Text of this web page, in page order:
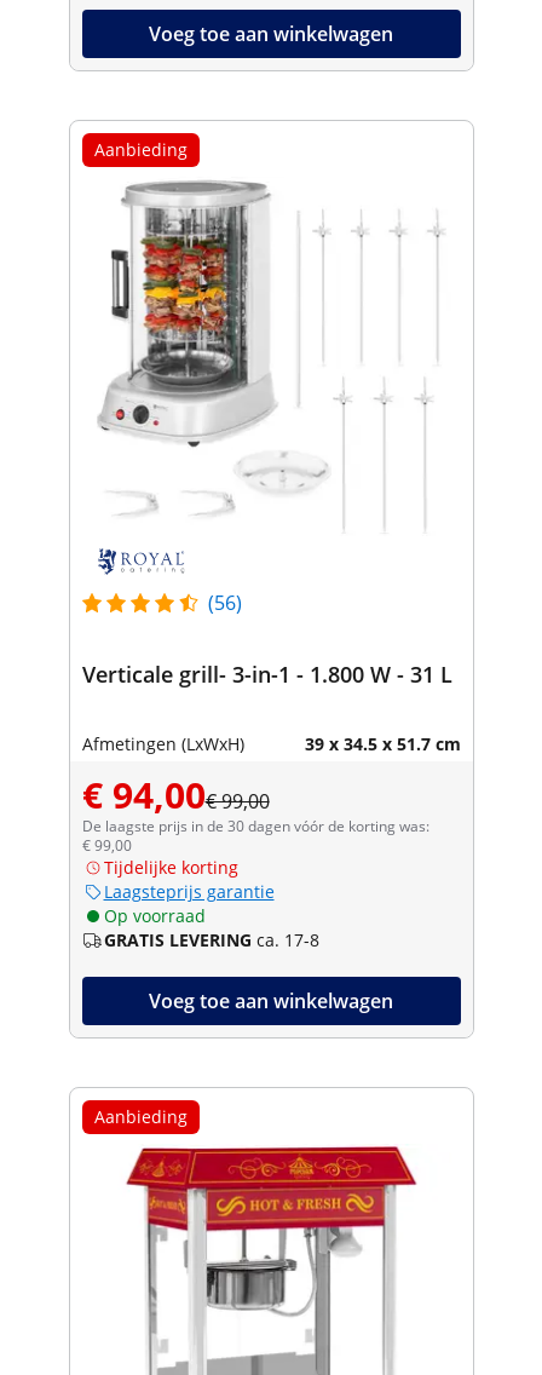
Voeg toe aan winkelwagen
Aanbieding
(56)
Verticale grill- 3-in-1 - 1.800 W - 31 L
Afmetingen (LxWxH) 39 x 34.5 x 51.7 cm
€ 94,00€ 99,00
De laagste prijs in de 30 dagen vóór de korting was:
€ 99,00
Tijdelijke korting
Laagsteprijs garantie
Op voorraad
GRATIS LEVERING ca. 17-8
Voeg toe aan winkelwagen
Aanbieding